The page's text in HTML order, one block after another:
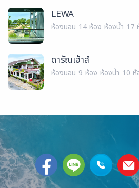
LEWA
ห้องนอน 14 ห้อง ห้องน้ำ 17
ดารัณเฮ้าส์
ห้องนอน 9 ห้อง ห้องน้ำ 10 ห้